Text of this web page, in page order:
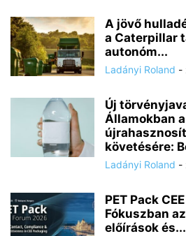
A jövő
a Caterpillar
autonóm...
Ladányi Roland -
Új
Államokban
követésére:
Ladányi Roland -
PET Pack
Fókuszban
előírások és...